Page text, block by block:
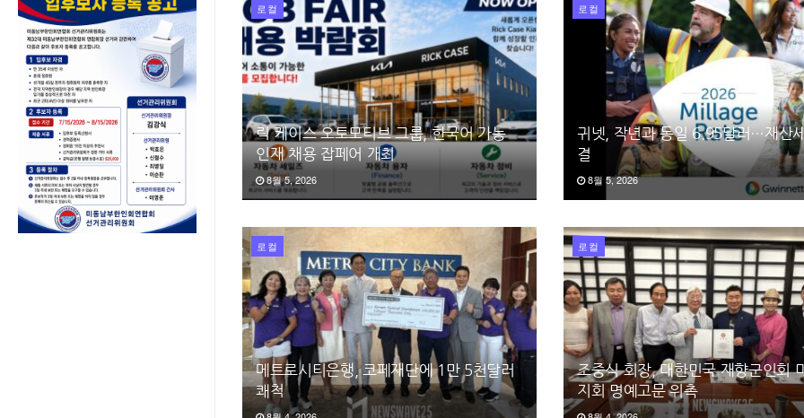
로컬
릭 케이스 오토모티브 그룹, 한국어 가능
인재 채용 잡페어 개최
8월 5, 2026
로컬
귀넷, 작년과 동일 6.95달러…재산
결
8월 5, 2026
로컬
메트로시티은행, 코페재단에 1만 5천달러
쾌척
로컬
조중식 회장, 대한민국 재향군인회
지회 명예고문 위촉